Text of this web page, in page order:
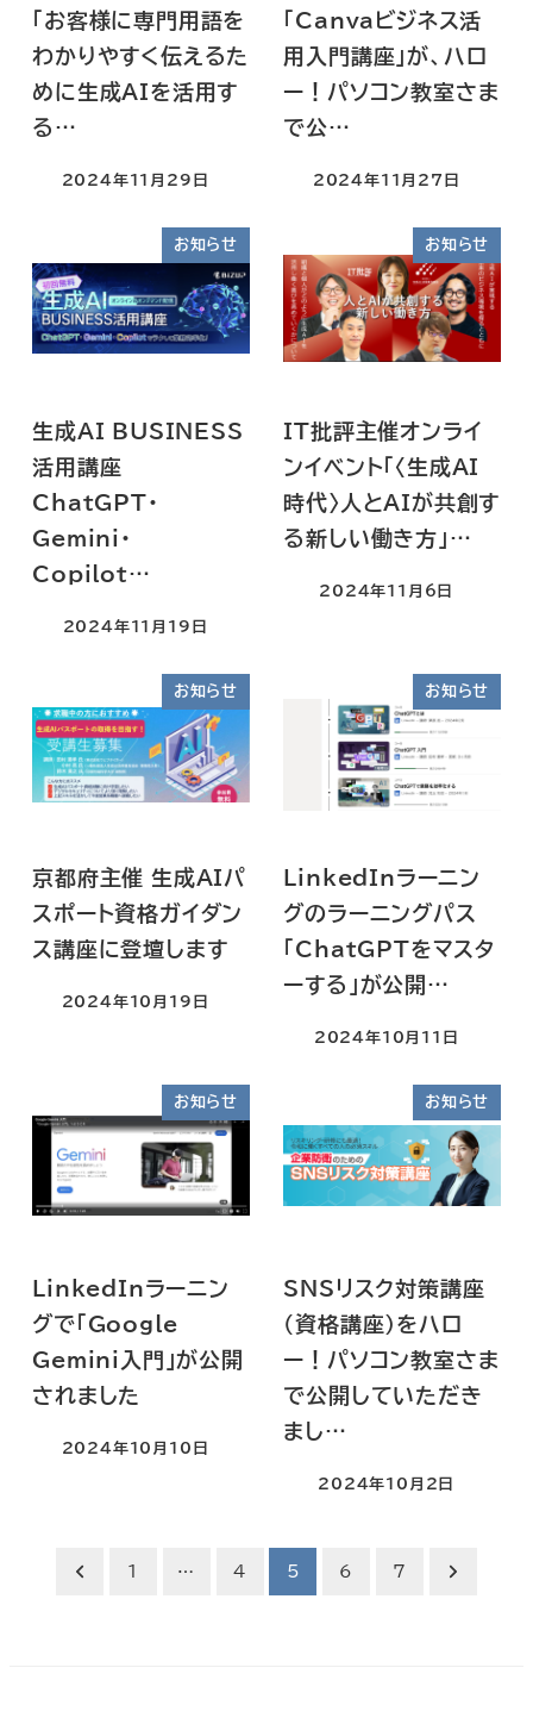
「お客様に専門用語を
わかりやすく伝えるた
めに生成AIを活用す
る…
2024年11月29日
「Canvaビジネス活
用入門講座」が、ハロ
ー！パソコン教室さま
で公…
2024年11月27日
お知らせ
生成AI BUSINESS
活用講座
ChatGPT・
Gemini・
Copilot…
2024年11月19日
お知らせ
IT批評主催オンライ
ンイベント「〈生成AI
時代〉人とAIが共創す
る新しい働き方」…
2024年11月6日
お知らせ
京都府主催 生成AIパ
スポート資格ガイダン
ス講座に登壇します
2024年10月19日
お知らせ
LinkedInラーニン
グのラーニングパス
「ChatGPTをマスタ
ーする」が公開…
2024年10月11日
お知らせ
LinkedInラーニン
グで「Google
Gemini入門」が公開
されました
2024年10月10日
お知らせ
SNSリスク対策講座
(資格講座)をハロ
ー！パソコン教室さま
で公開していただき
まし…
2024年10月2日
1 … 4 5 6 7